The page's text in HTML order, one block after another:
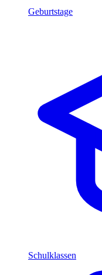
Geburtstage
Schulklassen